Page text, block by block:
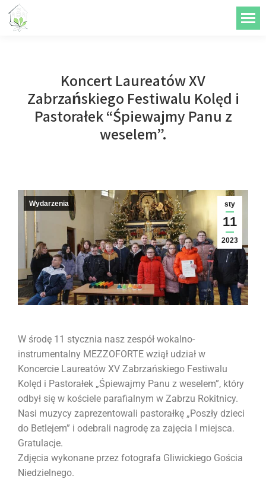
treści
Koncert Laureatów XV
Zabrzańskiego Festiwalu Kolęd i
Pastorałek “Śpiewajmy Panu z
weselem”.
sty
11
2023
Wydarzenia
W środę 11 stycznia nasz zespół wokalno-
instrumentalny MEZZOFORTE wziął udział w
Koncercie Laureatów XV Zabrzańskiego Festiwalu
Kolęd i Pastorałek „Śpiewajmy Panu z weselem”, który
odbył się w kościele parafialnym w Zabrzu Rokitnicy.
Nasi muzycy zaprezentowali pastorałkę „Poszły dzieci
do Betlejem” i odebrali nagrodę za zajęcia I miejsca.
Gratulacje.
Zdjęcia wykonane przez fotografa Gliwickiego Gościa
Niedzielnego.